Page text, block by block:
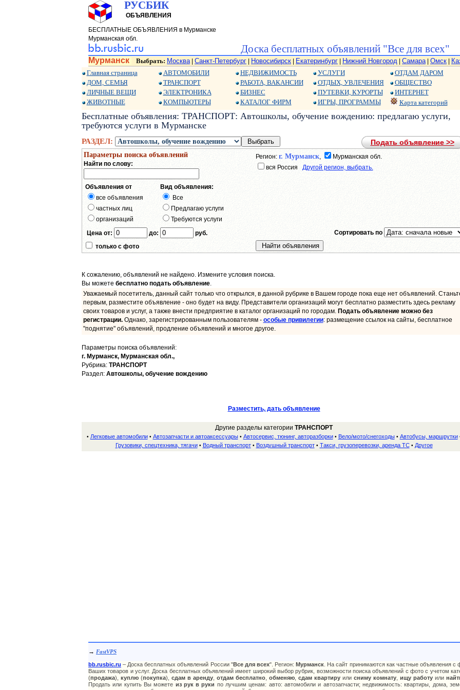
РУСБИК
ОБЪЯВЛЕНИЯ
БЕСПЛАТНЫЕ ОБЪЯВЛЕНИЯ в Мурманске
Мурманская обл.
Доска бесплатных объявлений "Все для всех"
Мурманск Выбрать: Москва| Санкт-Петербург Новосибирск Екатеринбург Нижний Новгород Самара| Омск
Главная страница
ДОМ, СЕМЬЯ
ЛИЧНЫЕ ВЕЩИ
ЖИВОТНЫЕ
АВТОМОБИЛИ
ТРАНСПОРТ
ЭЛЕКТРОНИКА
КОМПЬЮТЕРЫ
НЕДВИЖИМОСТЬ
РАБОТА, ВАКАНСИИ
БИЗНЕС
КАТАЛОГ ФИРМ
УСЛУГИ
ОТДЫХ, УВЛЕЧЕНИЯ
ПУТЕВКИ, КУРОРТЫ
ИГРЫ, ПРОГРАММЫ
ОТДАМ ДАРОМ
ОБЩЕСТВО
ИНТЕРНЕТ
Карта категорий
Бесплатные объявления: ТРАНСПОРТ: Автошколы, обучение вождению: предлагаю услуги,
требуются услуги в Мурманске
РАЗДЕЛ: Подать объявление >>
Параметры поиска объявлений
Найти по слову:
Регион: г. Мурманск,
Мурманская обл.
вся Россия Другой регион, выбрать.
Объявления от
все объявления
частных лиц
организаций
Вид объявления:
Все
Предлагаю услуги
Требуются услуги
Цена от:
до: руб.
Сортировать по
только с фото
К сожалению, объявлений не найдено. Измените условия поиска.
Вы можете бесплатно подать объявление.
Уважаемый посетитель, данный сайт только что открылся, в данной рубрике в Вашем городе пока еще нет объявлений.
первым, разместите объявление - оно будет на виду. Представители организаций могут бесплатно разместить здесь рекламу
своих товаров и услуг, а также внести предприятие в каталог организаций по городам. Подать объявление можно без
регистрации.Однако, зарегистрированным пользователям - особые привилегии: размещение ссылок на сайты, бесплатное
"поднятие" объявлений, продление объявлений и многое другое.
Параметры поиска объявлений:
г. Мурманск, Мурманская обл.,
Рубрика: ТРАНСПОРТ
Раздел: Автошколы, обучение вождению
Разместить, дать объявление
Другие разделы категории ТРАНСПОРТ
• Легковые автомобили• Автозапчасти и автоаксессуары• Автосервис, тюнинг, авторазборки• Вело/мото/снегоходы• Автобусы, маршрутки
Грузовики, спецтехника, тягачи• Водный транспорт• Воздушный транспорт• Такси, грузоперевозки, аренда ТС• Другое
→ FastVPS
bb.rusbic.ru – Доска бесплатных объявлений России "Все для всех". Регион:Мурманск . На сайт принимаются как частные объявления
Ваших товаров и услуг. Доска бесплатных объявлений имеет широкий выбор рубрик, возможности поиска объявлений с фото с учетом
(продажа), куплю (покупка), сдам в аренду отдам бесплатно обменяю сдам квартиру или сниму комнату ищу работу или
Продать или купить Вы можете из рук в руки по лучшим ценам: авто: автомобили и автозапчасти; недвижимость: квартиры, дома,